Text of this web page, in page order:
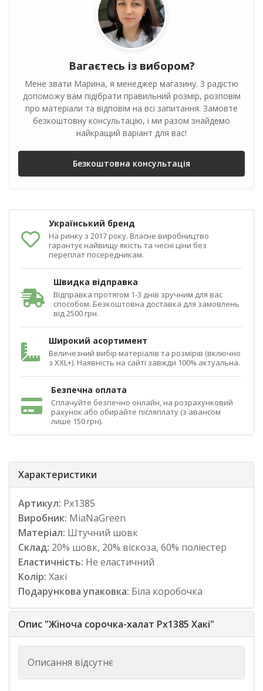
Вагаєтесь із вибором?
Мене звати Марина, я менеджер магазину. З радістю
допоможу вам підібрати правильний розмір, розповім
про матеріали та відповім на всі запитання. Замовте
безкоштовну консультацію, і ми разом знайдемо
найкращий варіант для вас!
Безкоштовна консультація
Український бренд
На ринку з 2017 року. Власне виробництво
гарантує найвищу якість та чесні ціни без
переплат посередникам.
Швидка відправка
Відправка протягом 1-3 днів зручним для вас
способом. Безкоштовна доставка для замовлень
від 2500 грн.
Широкий асортимент
Величезний вибір матеріалів та розмірів (включно
з XXL+). Наявність на сайті завжди 100% актуальна.
Безпечна оплата
Сплачуйте безпечно онлайн, на розрахунковий
рахунок або обирайте післяплату (з авансом
лише 150 грн).
Характеристики
Артикул: Рх1385
Виробник: MiaNaGreen
Матеріал: Штучний шовк
Склад: 20% шовк, 20% віскоза, 60% поліестер
Еластичність: Не еластичний
Колір: Хакі
Подарункова упаковка: Біла коробочка
Опис "Жіноча сорочка-халат Рх1385 Хакі"
Описання відсутнє